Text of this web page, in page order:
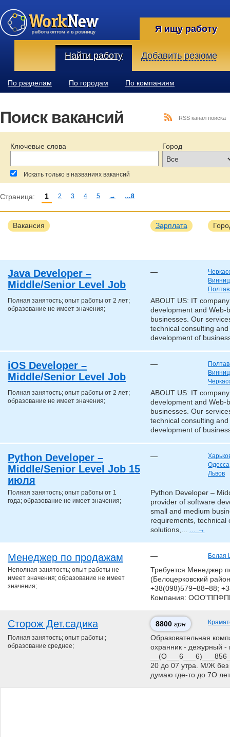
Я ищу работу
Найти работу Добавить резюме
По разделам По городам По компаниям
Поиск вакансий
Ключевые слова Город
Искать только в названиях вакансий
За последние: Зарплата:
RSS канал поиска
Страница: 1 2 3 4 5 → …8
Вакансия Зарплата
Java Developer –
Middle/Senior Level Job
—
Полная занятость; опыт работы от 2 лет;
образование не имеет значения;
ABOUT US: IT
development and Web-
businesses. Our
technical consulting
development of
iOS Developer –
Middle/Senior Level Job
—
Полная занятость; опыт работы от 2 лет;
образование не имеет значения;
ABOUT US: IT
development and Web-
businesses. Our
technical consulting
development of
Python Developer –
Middle/Senior Level Job 15
июля
—
Одесса
Львов
Полная занятость; опыт работы от 1
года; образование не имеет значения;
Python Developer –
provider of software
small and medium
requirements, technical
solutions,... ... →
Менеджер по продажам —
Белая
Неполная занятость; опыт работы не
имеет значения; образование не имеет
значения;
Требуется Менеджер
(Белоцерковский
+38(098)579−88−88;
Компания:
Сторож Дет.садика 8800 грн
Полная занятость; опыт работы ;
образование среднее;
Образовательная
охранник - дежурный -
20 до 07 утра. М/Ж без
думаю где-то до 7О